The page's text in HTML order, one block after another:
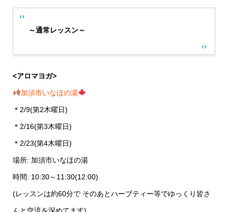
～通常レッスン～
<アロマヨガ>
加須市いなほの湯
＊2/9(第2木曜日)
＊2/16(第3木曜日)
＊2/23(第4木曜日)
場所: 加須市いなほの湯
時間: 10:30～11:30(12:00)
(レッスンは約60分で そのあとハーブティー等でゆっくり皆さ
んと交流を深めてます)